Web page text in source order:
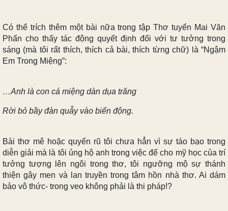
Có thể trích thêm một bài nữa trong tập Thơ tuyển Mai Văn
Phấn cho thấy tác động quyết định đối với tư tưởng trong
sáng (mà tôi rất thích, thích cả bài, thích từng chữ) là “Ngậm
Em Trong Miệng”:
…Anh là con cá miệng dàn dụa trăng
Rời bỏ bầy đàn quẫy vào biển động.
Bài thơ mê hoặc quyến rũ tôi chưa hẳn vì sự táo bạo trong
diễn giải mà là tôi ủng hộ anh trong việc để cho mỹ học của trí
tưởng tượng lên ngôi trong thơ, tôi ngưỡng mộ sự thánh
thiện gây men và lan truyền trong tâm hồn nhà thơ. Ai dám
bảo vô thức- trong veo không phải là thi pháp!?